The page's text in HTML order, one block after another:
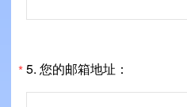
*5. 您的邮箱地址：